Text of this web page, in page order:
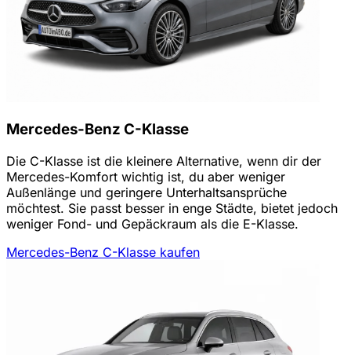
Mercedes-Benz C-Klasse
Die C-Klasse ist die kleinere Alternative, wenn dir der
Mercedes-Komfort wichtig ist, du aber weniger
Außenlänge und geringere Unterhaltsansprüche
möchtest. Sie passt besser in enge Städte, bietet jedoch
weniger Fond- und Gepäckraum als die E-Klasse.
Mercedes-Benz C-Klasse kaufen